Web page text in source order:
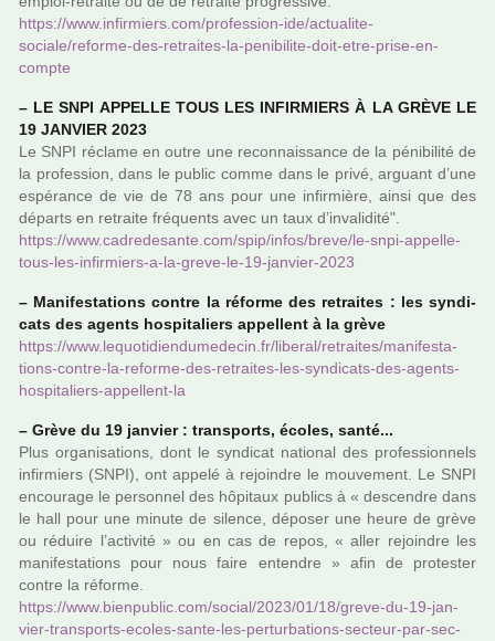
https://www.infir­miers.com/pro­fes­sion-ide/actua­lite-
sociale/reforme-des-retrai­tes-la-peni­bi­lite-doit-etre-prise-en-
compte
– LE SNPI APPELLE TOUS LES INFIRMIERS À LA GRÈVE LE
19 JANVIER 2023
Le SNPI réclame en outre une reconnais­sance de la péni­bi­lité de
la pro­fes­sion, dans le public comme dans le privé, arguant d’une
espé­rance de vie de 78 ans pour une infir­mière, ainsi que des
départs en retraite fré­quents avec un taux d’inva­li­dité".
https://www.cadre­de­sante.com/spip/infos/breve/le-snpi-appelle-
tous-les-infir­miers-a-la-greve-le-19-jan­vier-2023
– Manifestations contre la réforme des retrai­tes : les syn­di­
cats des agents hos­pi­ta­liers appel­lent à la grève
https://www.lequo­ti­dien­du­me­de­cin.fr/libe­ral/retrai­tes/mani­fes­ta­
tions-contre-la-reforme-des-retrai­tes-les-syn­di­cats-des-agents-
hos­pi­ta­liers-appel­lent-la
– Grève du 19 jan­vier : trans­ports, écoles, santé...
Plus orga­ni­sa­tions, dont le syn­di­cat natio­nal des pro­fes­sion­nels
infir­miers (SNPI), ont appelé à rejoin­dre le mou­ve­ment. Le SNPI
encou­rage le per­son­nel des hôpi­taux publics à « des­­cen­­dre dans
le hall pour une minute de silence, dépo­­ser une heure de grève
ou réduire l’acti­­vité » ou en cas de repos, « aller rejoin­­dre les
mani­­fes­­ta­­tions pour nous faire enten­­dre » afin de pro­tes­ter
contre la réforme.
https://www.bien­pu­blic.com/social/2023/01/18/greve-du-19-jan­
vier-trans­ports-ecoles-sante-les-per­tur­ba­tions-sec­teur-par-sec­